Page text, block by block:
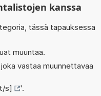
kanssa
tässä tapauksessa
muuntaa.
vastaa muunnettavaa
s]
'.